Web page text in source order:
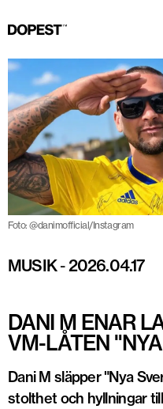
Foto: @danimofficial/Instagram
MUSIK- 2026.04.17
DANI M ENAR
VM-LÅTEN
Dani M släpper "Nya
stolthet och hyllningar